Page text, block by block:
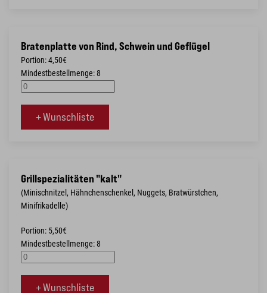
Bratenplatte von Rind, Schwein und Geflügel
Portion: 4,50€
Mindestbestellmenge: 8
+ Wunschliste
Grillspezialitäten "kalt"
(Minischnitzel, Hähnchenschenkel, Nuggets, Bratwürstchen,
Minifrikadelle)
Portion: 5,50€
Mindestbestellmenge: 8
+ Wunschliste